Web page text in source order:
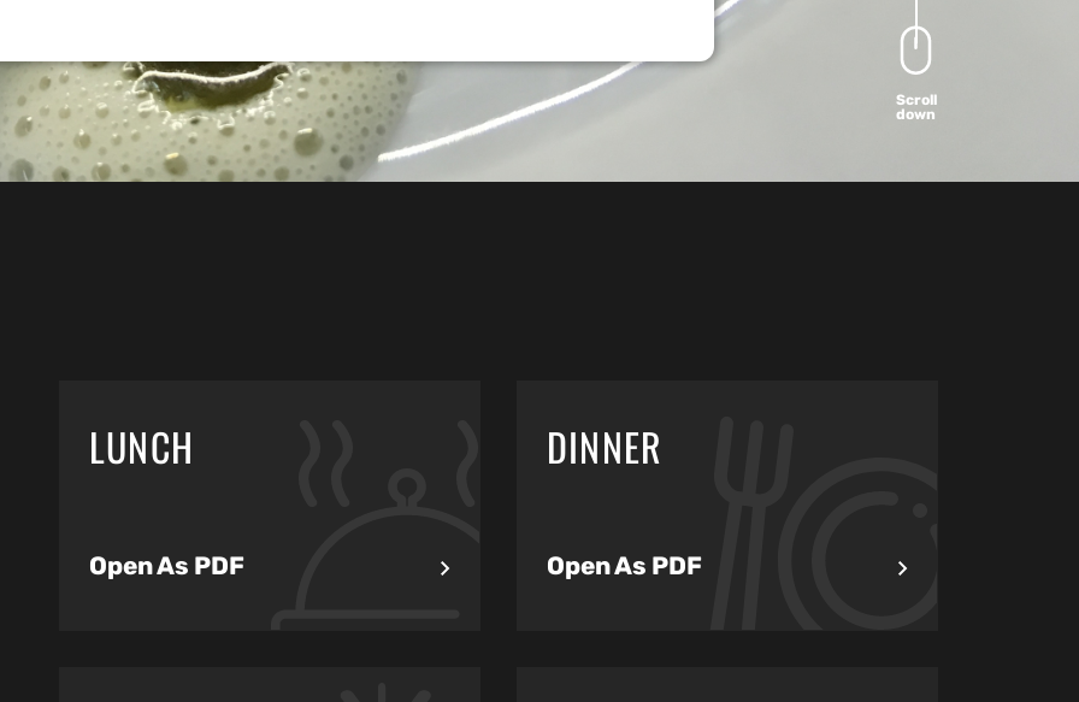
Scroll
down
LUNCH
Open As PDF
DINNER
Open As PDF